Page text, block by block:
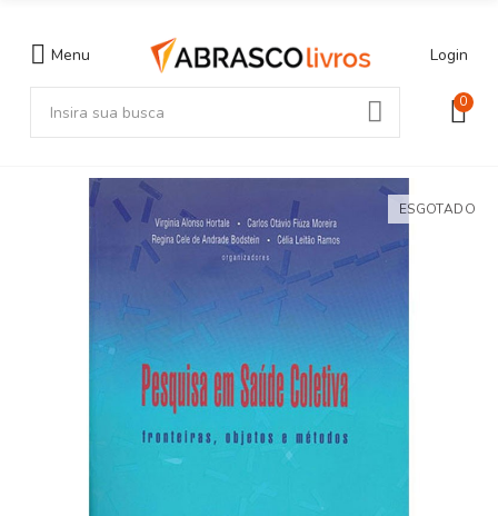
Menu Login
0
ESGOTADO